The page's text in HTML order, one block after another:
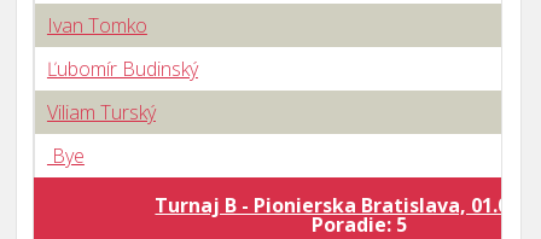
Ivan Tomko
Ľubomír Budinský
Viliam Turský
Bye
Turnaj B - Pionierska Bratislava,
Poradie: 5